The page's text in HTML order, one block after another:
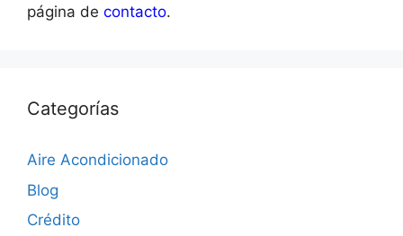
página de contacto.
Categorías
Aire Acondicionado
Blog
Crédito